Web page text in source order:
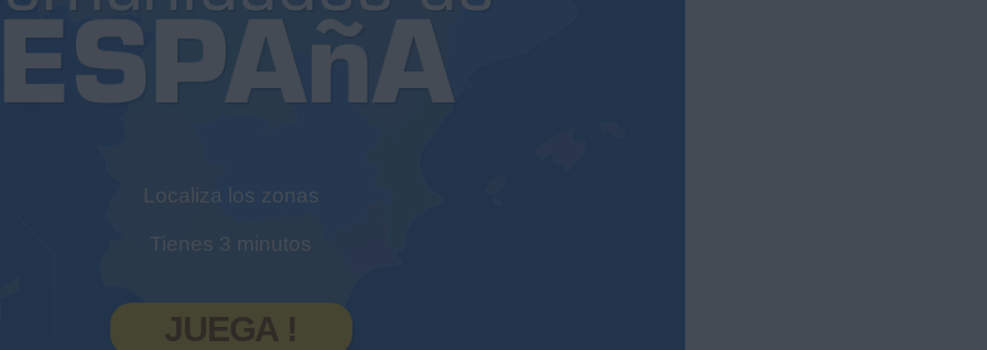
Localiza los zonas
Tienes 3 minutos
JUEGA !